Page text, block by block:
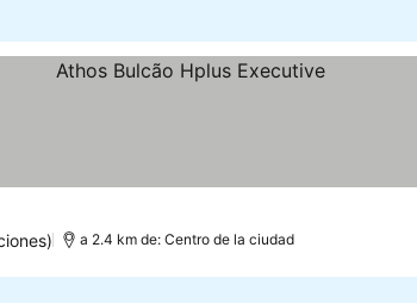
a 2.4 km de: Centro de la ciudad